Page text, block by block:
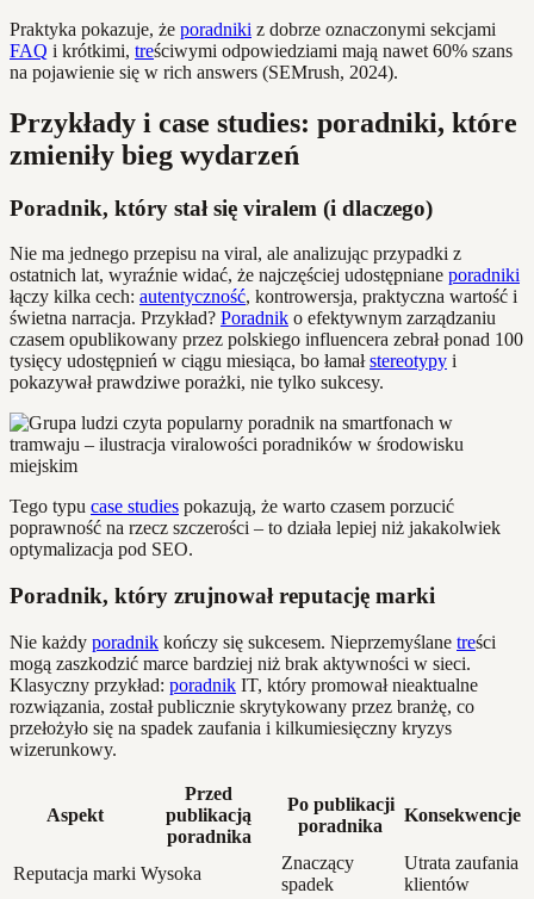
Praktyka pokazuje, że poradniki z dobrze oznaczonymi sekcjami
FAQ i krótkimi, treściwymi odpowiedziami mają nawet 60% szans
na pojawienie się w rich answers (SEMrush, 2024).
Przykłady i case studies: poradniki, które
zmieniły bieg wydarzeń
Poradnik, który stał się viralem (i dlaczego)
Nie ma jednego przepisu na viral, ale analizując przypadki z
ostatnich lat, wyraźnie widać, że najczęściej udostępniane poradniki
łączy kilka cech: autentyczność, kontrowersja, praktyczna wartość i
świetna narracja. Przykład? Poradnik o efektywnym zarządzaniu
czasem opublikowany przez polskiego influencera zebrał ponad 100
tysięcy udostępnień w ciągu miesiąca, bo łamałstereotypy i
pokazywał prawdziwe porażki, nie tylko sukcesy.
Tego typu case studies pokazują, że warto czasem porzucić
poprawność na rzecz szczerości – to działa lepiej niż jakakolwiek
optymalizacja pod SEO.
Poradnik, który zrujnował reputację marki
Nie każdy poradnik kończy się sukcesem. Nieprzemyślane treści
mogą zaszkodzić marce bardziej niż brak aktywności w sieci.
Klasyczny przykład: poradnik IT, który promował nieaktualne
rozwiązania, został publicznie skrytykowany przez branżę, co
przełożyło się na spadek zaufania i kilkumiesięczny kryzys
wizerunkowy.
Aspekt
Przed
publikacją
poradnika
Po publikacji
poradnika
Konsekwencje
Reputacja marki Wysoka
Znaczący
spadek
Utrata zaufania
klientów